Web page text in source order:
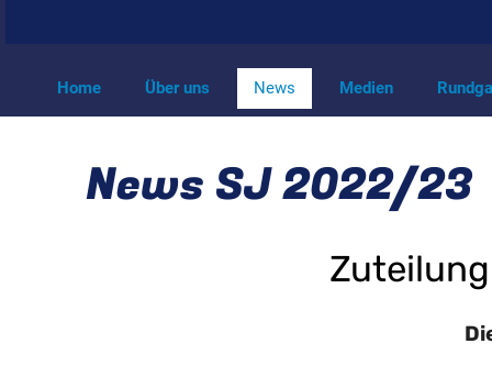
Home Über uns News Medien
News SJ 2022/23